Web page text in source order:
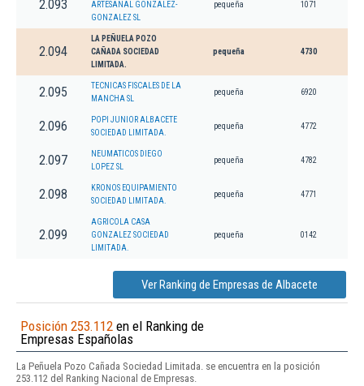
2.093
ARTESANAL GONZALEZ-
GONZALEZ SL
pequeña 1071
2.094
LA PEÑUELA POZO
CAÑADA SOCIEDAD
LIMITADA.
pequeña 4730
2.095
TECNICAS FISCALES DE LA
MANCHA SL
pequeña 6920
2.096
POPI JUNIOR ALBACETE
SOCIEDAD LIMITADA.
pequeña 4772
2.097
NEUMATICOS DIEGO
LOPEZ SL
pequeña 4782
2.098
KRONOS EQUIPAMIENTO
SOCIEDAD LIMITADA.
pequeña 4771
2.099
AGRICOLA CASA
GONZALEZ SOCIEDAD
LIMITADA.
pequeña 0142
Ver Ranking de Empresas de Albacete
Posición 253.112 en el Ranking de
Empresas Españolas
La Peñuela Pozo Cañada Sociedad Limitada. se encuentra en la posición
253.112 del Ranking Nacional de Empresas.